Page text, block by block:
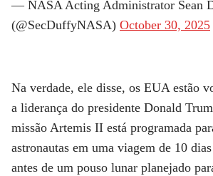
— NASA Acting Administrator Sean
(@SecDuffyNASA) October 30, 2025
Na verdade, ele disse, os EUA estão
a liderança do presidente Donald
missão Artemis II está programada
astronautas em uma viagem de 10
antes de um pouso lunar planejado